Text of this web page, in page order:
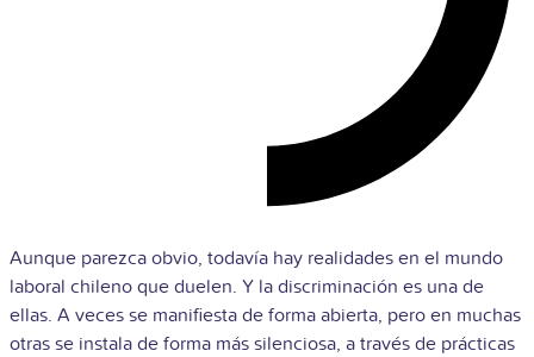
Aunque parezca obvio, todavía hay realidades en el mundo
laboral chileno que duelen. Y la discriminación es una de
ellas. A veces se manifiesta de forma abierta, pero en muchas
otras se instala de forma más silenciosa, a través de prácticas